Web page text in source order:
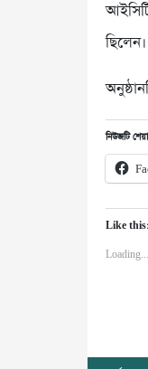
ছিলেন।
নিউজটি
Like this:
Loading...